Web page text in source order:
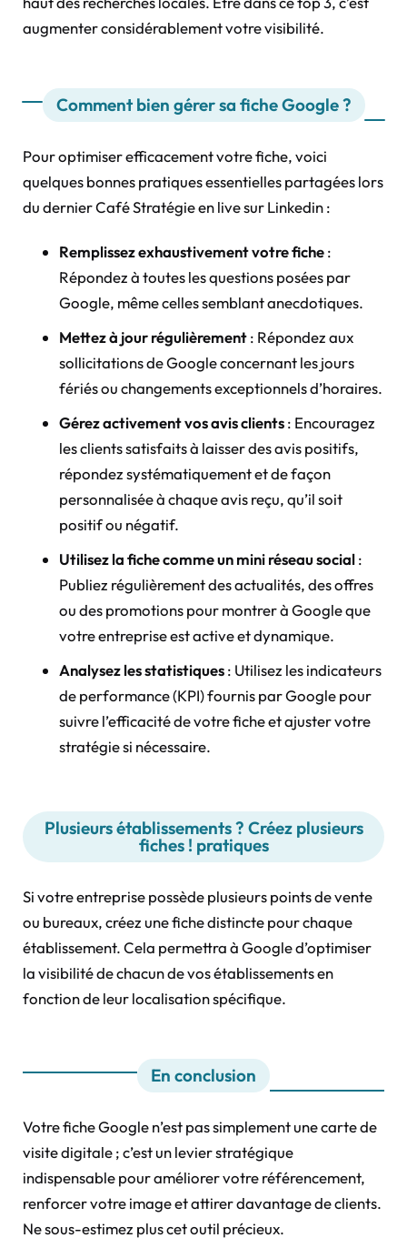
augmenter considérablement votre visibilité.
Comment bien gérer sa fiche Google ?
Pour optimiser efficacement votre fiche, voici
quelques bonnes pratiques essentielles partagées lors
du dernier Café Stratégie en live sur Linkedin :
Remplissez exhaustivement votre fiche:
Répondez à toutes les questions posées par
Google, même celles semblant anecdotiques.
Mettez à jour régulièrement: Répondez aux
sollicitations de Google concernant les jours
fériés ou changements exceptionnels d’horaires.
Gérez activement vos avis clients: Encouragez
les clients satisfaits à laisser des avis positifs,
répondez systématiquement et de façon
personnalisée à chaque avis reçu, qu’il soit
positif ou négatif.
Utilisez la fiche comme un mini réseau social:
Publiez régulièrement des actualités, des offres
ou des promotions pour montrer à Google que
votre entreprise est active et dynamique.
Analysez les statistiques: Utilisez les indicateurs
de performance (KPI) fournis par Google pour
suivre l’efficacité de votre fiche et ajuster votre
stratégie si nécessaire.
Plusieurs établissements ? Créez plusieurs
fiches ! pratiques
Si votre entreprise possède plusieurs points de vente
ou bureaux, créez une fiche distincte pour chaque
établissement. Cela permettra à Google d’optimiser
la visibilité de chacun de vos établissements en
fonction de leur localisation spécifique.
En conclusion
Votre fiche Google n’est pas simplement une carte de
visite digitale ; c’est un levier stratégique
indispensable pour améliorer votre référencement,
renforcer votre image et attirer davantage de clients.
Ne sous-estimez plus cet outil précieux.